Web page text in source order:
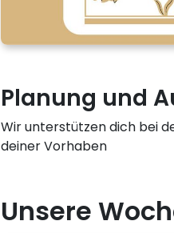
Planung und
Wir unterstützen dich bei
deiner Vorhaben
Unsere